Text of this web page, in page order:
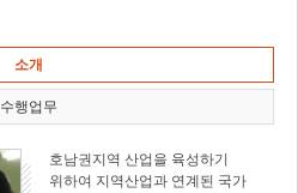
소개
수행업무
호남권지역 산업을 육성하기
위하여 지역산업과 연계된 국가